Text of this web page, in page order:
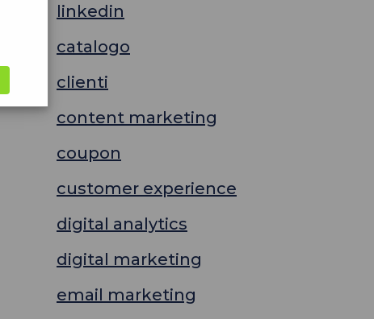
linkedin
catalogo
clienti
content marketing
coupon
customer experience
digital analytics
digital marketing
email marketing